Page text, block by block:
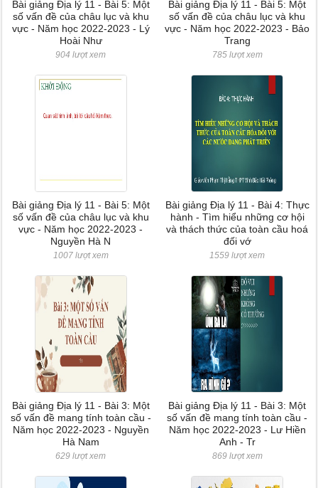
Bài giảng Địa lý 11 - Bài 5: Một
số vấn đề của châu lục và khu
vực - Năm học 2022-2023 - Lý
Hoài Như
904 lượt xem
Bài giảng Địa lý 11 - Bài 5: Một
số vấn đề của châu lục và khu
vực - Năm học 2022-2023 - Bảo
Trang
785 lượt xem
Bài giảng Địa lý 11 - Bài 5: Một
số vấn đề của châu lục và khu
vực - Năm học 2022-2023 -
Nguyền Hà N
1007 lượt xem
Bài giảng Địa lý 11 - Bài 4: Thực
hành - Tìm hiểu những cơ hội
và thách thức của toàn cầu hoá
đối vớ
1559 lượt xem
Bài giảng Địa lý 11 - Bài 3: Một
số vấn đề mang tính toàn cầu -
Năm học 2022-2023 - Nguyền
Hà Nam
629 lượt xem
Bài giảng Địa lý 11 - Bài 3: Một
số vấn đề mang tính toàn cầu -
Năm học 2022-2023 - Lư Hiền
Anh - Tr
869 lượt xem